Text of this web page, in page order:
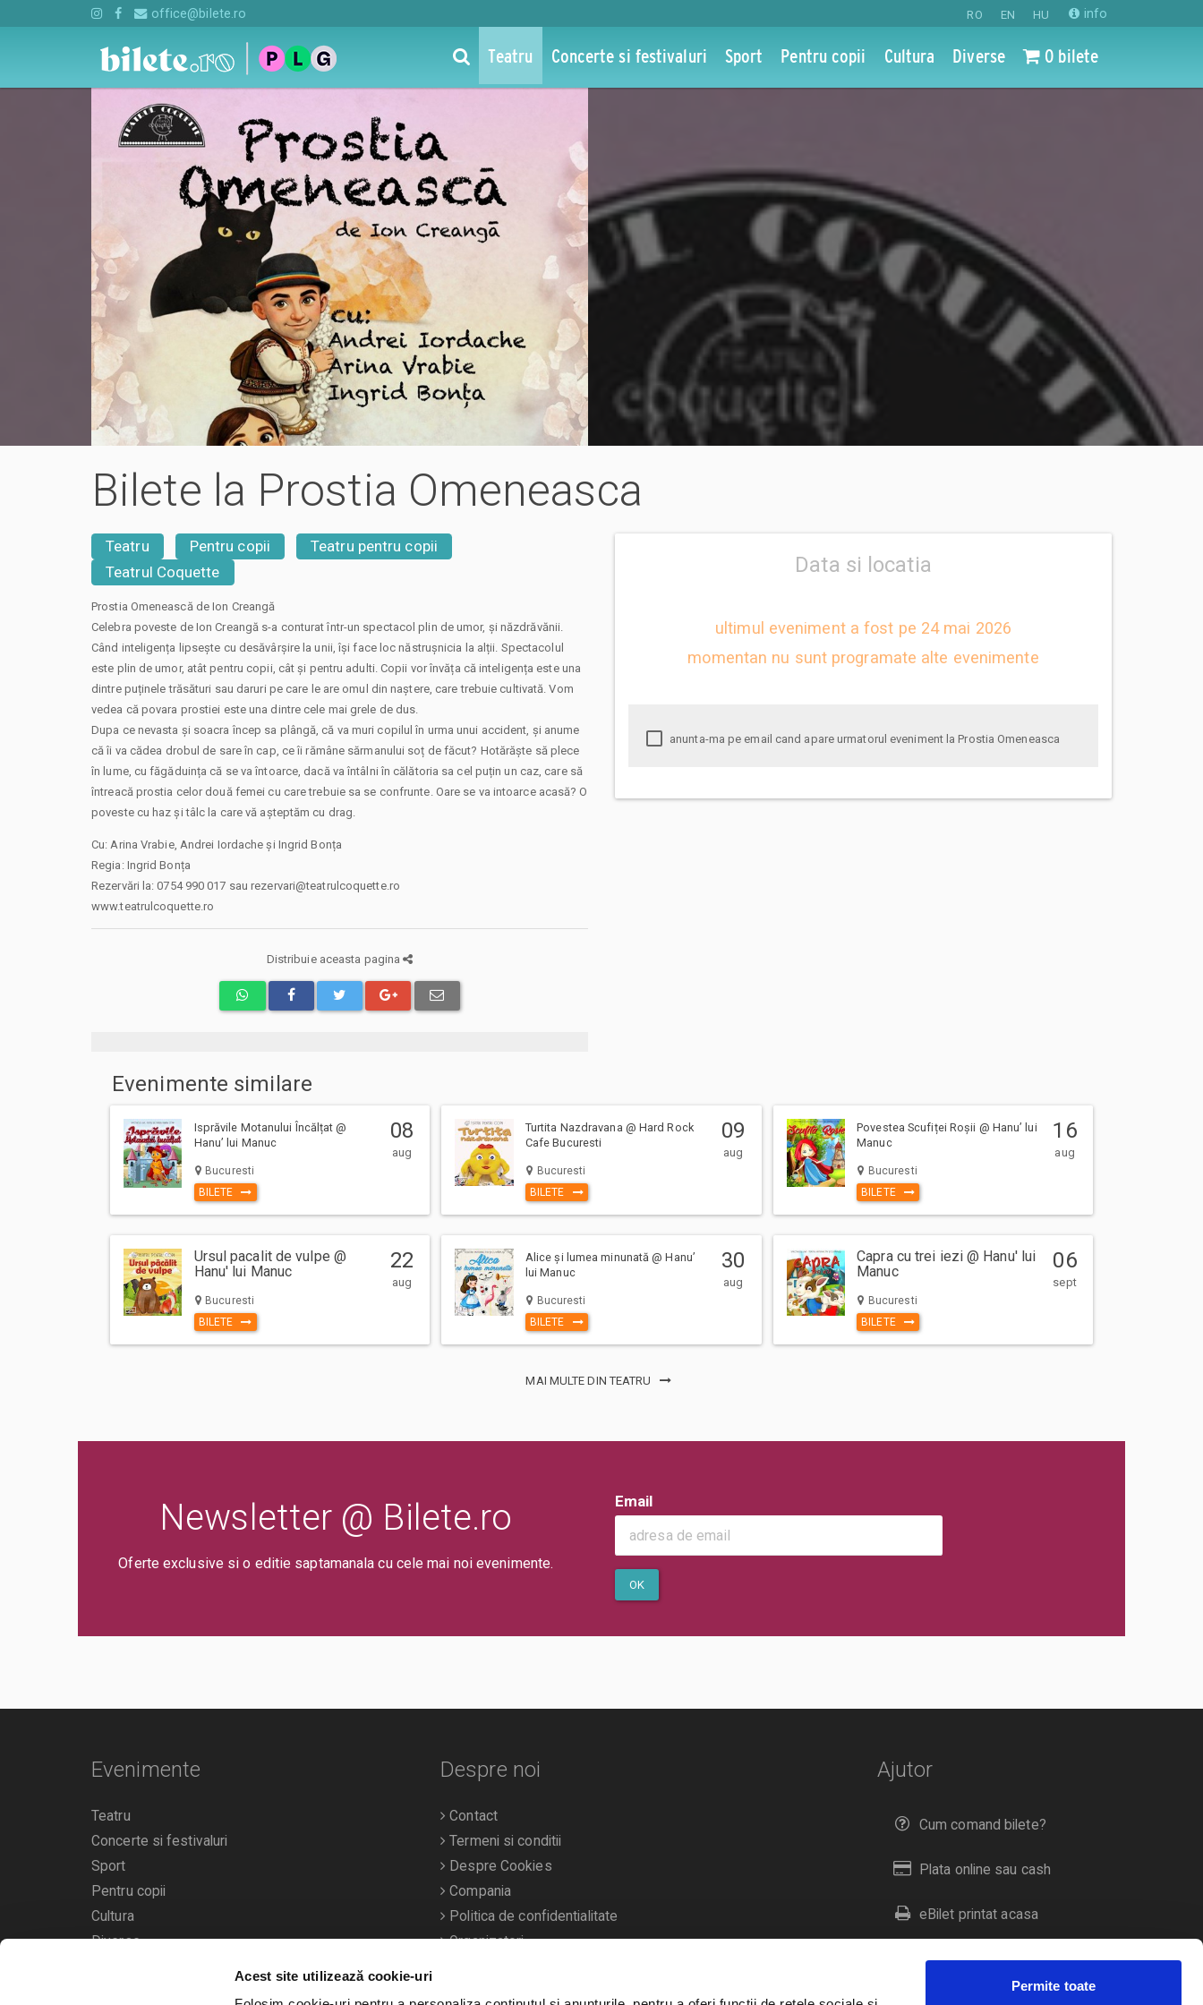
Acest site utilizează cookie-uri
Permite toate
RO EN HU info
office@bilete.ro
Teatru Concerte si festivaluri Sport Pentru copii Cultura Diverse 0 bilete
Bilete la Prostia Omeneasca
Teatru Pentru copii
Teatru pentru copii
Teatrul Coquette
Data si locatia
ultimul eveniment a fost pe 24 mai 2026
momentan nu sunt programate alte evenimente
anunta-ma pe email cand apare urmatorul eveniment la Prostia Omeneasca
Prostia Omenească de Ion Creangă
Celebra poveste de Ion Creangă s-a conturat într-un spectacol plin de umor, și năzdrăvănii.
Când inteligența lipsește cu desăvârșire la unii, își face loc năstrușnicia la alții. Spectacolul
este plin de umor, atât pentru copii, cât și pentru adulti. Copii vor învăța că inteligența este una
dintre puținele trăsături sau daruri pe care le are omul din naștere, care trebuie cultivată. Vom
vedea că povara prostiei este una dintre cele mai grele de dus.
Dupa ce nevasta și soacra încep sa plângă, că va muri copilul în urma unui accident, și anume
că îi va cădea drobul de sare în cap, ce îi rămâne sărmanului soț de făcut? Hotărăște să plece
în lume, cu făgăduința că se va întoarce, dacă va întâlni în călătoria sa cel puțin un caz, care să
întreacă prostia celor două femei cu care trebuie sa se confrunte. Oare se va intoarce acasă? O
poveste cu haz și tâlc la care vă așteptăm cu drag.
Cu: Arina Vrabie, Andrei Iordache și Ingrid Bonța
Regia: Ingrid Bonța
Rezervări la: 0754 990 017 sau rezervari@teatrulcoquette.ro
www.teatrulcoquette.ro
Distribuie aceasta pagina
Evenimente similare
Isprăvile Motanului Încălțat @
Hanu’ lui Manuc
Bucuresti
BILETE
08
aug
Turtita Nazdravana @ Hard Rock
Cafe Bucuresti
Bucuresti
BILETE
09
aug
Povestea Scufiței Roșii @ Hanu’ lui
Manuc
Bucuresti
BILETE
16
aug
Ursul pacalit de vulpe @
Hanu' lui Manuc
Bucuresti
BILETE
22
aug
Alice și lumea minunată @ Hanu’
lui Manuc
Bucuresti
BILETE
30
aug
Capra cu trei iezi @ Hanu' lui
Manuc
Bucuresti
BILETE
06
sept
MAI MULTE DIN TEATRU
Newsletter @ Bilete.ro
Oferte exclusive si o editie saptamanala cu cele mai noi evenimente.
Email
OK
Ajutor
Cum comand bilete?
Plata online sau cash
eBilet printat acasa
Livrare prin curier
Evenimente
Teatru
Concerte si festivaluri
Sport
Pentru copii
Cultura
Diverse
Calendarul evenimentelor
Despre noi
Contact
Termeni si conditii
Despre Cookies
Compania
Politica de confidentialitate
Organizatori